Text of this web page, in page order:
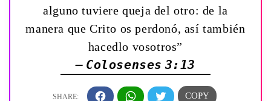
alguno tuviere queja del otro: de la
manera que Crito os perdonó, así también
hacedlo vosotros”
— Colosenses 3:13